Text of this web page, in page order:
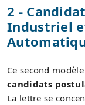
2 -
Industriel
Ce second
candidats
La lettre se